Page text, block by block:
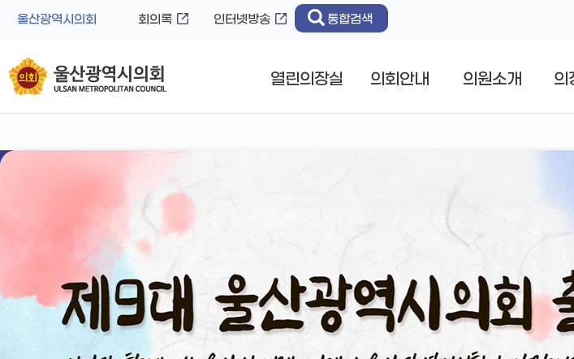
울산광역시의회 회의록 인터넷방송 통합검색
열린의장실 의회안내 의원소개 의